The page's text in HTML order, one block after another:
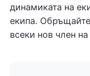
динамиката на
екипа.
всеки нов член